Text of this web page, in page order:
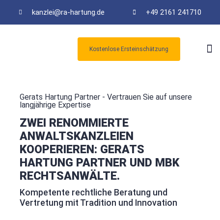
kanzlei@ra-hartung.de +49 2161 241710
Kostenlose Ersteinschätzung
Gerats Hartung Partner - Vertrauen Sie auf unsere
langjährige Expertise
ZWEI RENOMMIERTE
ANWALTSKANZLEIEN
KOOPERIEREN: GERATS
HARTUNG PARTNER UND MBK
RECHTSANWÄLTE.
Kompetente rechtliche Beratung und
Vertretung mit Tradition und Innovation